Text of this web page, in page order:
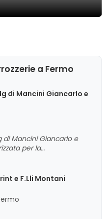
a Fermo
di Mancini Giancarlo e
di Mancini Giancarlo e
per la
al cliente e l'ottima
molto positivo,
e l'onestà del
apprezzamento per
del titolare. Non
e l'attività viene
e F.Lli Montani